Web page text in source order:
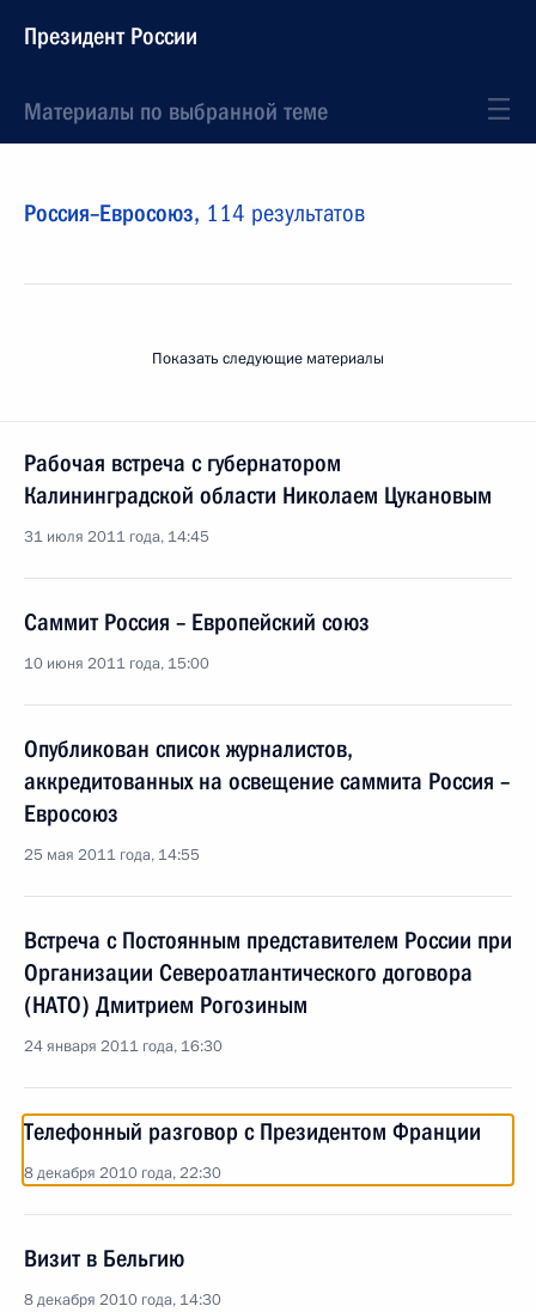
Президент России
Материалы по выбранной теме
Россия–Евросоюз, 114 результатов
Показать следующие материалы
Рабочая встреча с губернатором
Калининградской области Николаем Цукановым
31 июля 2011 года, 14:45
Саммит Россия – Европейский союз
10 июня 2011 года, 15:00
Опубликован список журналистов,
аккредитованных на освещение саммита Россия –
Евросоюз
25 мая 2011 года, 14:55
Встреча с Постоянным представителем России при
Организации Североатлантического договора
(НАТО) Дмитрием Рогозиным
24 января 2011 года, 16:30
Телефонный разговор с Президентом Франции
8 декабря 2010 года, 22:30
Визит в Бельгию
8 декабря 2010 года, 14:30